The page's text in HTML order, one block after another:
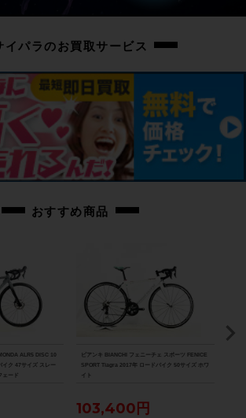
別途ご用意の程お願いいたします。
お写真に掲載のお品物のみとなります。
イパラのお買取サービス
おすすめ商品
ALR5 DISC 10
イク 47サイズ スレー
ェード
ビアンキ BIANCHI フェニーチェ スポーツ FENICE
SPORT Tiagra 2017年 ロードバイク 50サイズ ホワ
イト
103,400円